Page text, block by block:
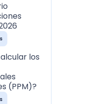
los
(PPM)?